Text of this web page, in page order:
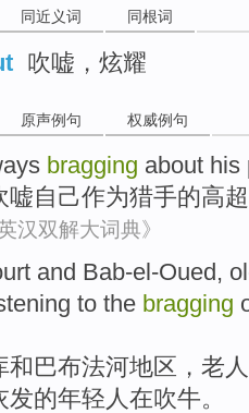
同近义词 同根词
吹嘘，炫耀
原声例句 权威例句
bragging about his
嘘自己作为猎手的高
汉双解大词典》
and Bab-el-Oued,
to the bragging
和巴布法河地区， 老人
发的年轻人在吹牛。